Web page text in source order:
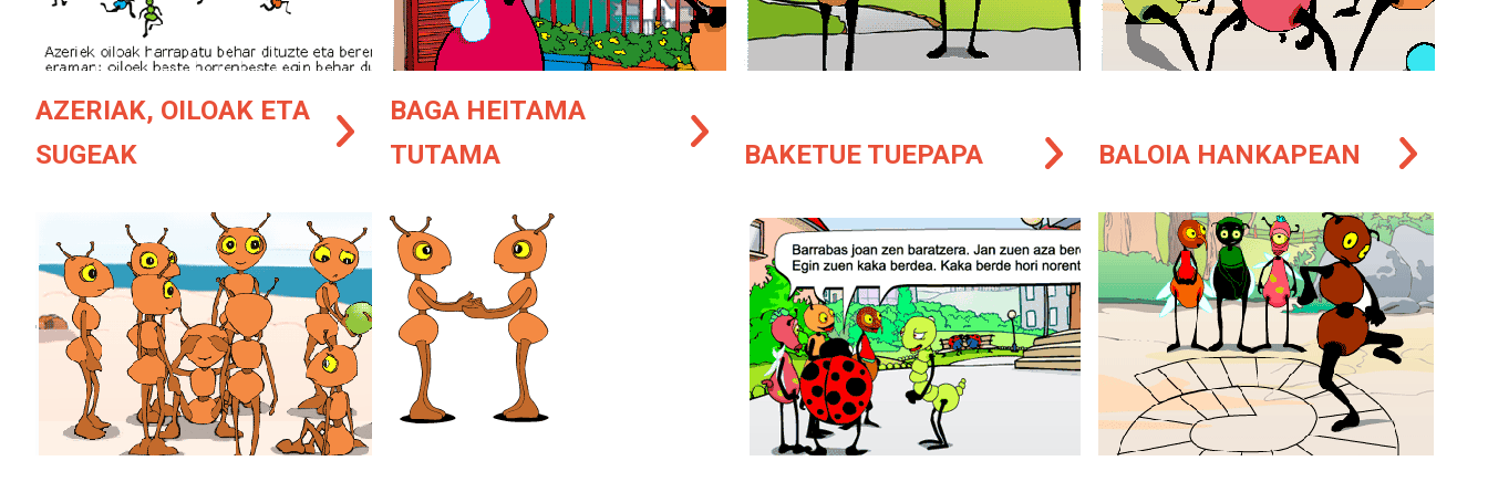
AZERIAK, OILOAK ETA
SUGEAK
BAGA HEITAMA
TUTAMA
BAKETUE TUEPAPA BALOIA HANKAPEAN